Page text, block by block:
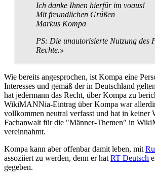
Ich danke Ihnen hierfür im voaus!
Mit freundlichen Grüßen
Markus Kompa
PS: Die unautorisierte Nutzung des
Rechte.»
Wie bereits angesprochen, ist Kompa eine
Interesses und gemäß der in Deutschland
hat jedermann das Recht, über Kompa zu
WikiMANNia-Eintrag über Kompa war
vollkommen neutral verfasst und hat in keiner
Fachanwalt für die "Männer-Themen" in
vereinnahmt.
Kompa kann aber offenbar damit leben, mit
assoziiert zu werden, denn er hat RT Deutsch
gegeben.